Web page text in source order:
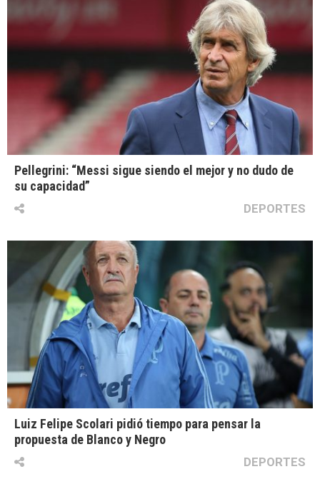
Pellegrini: “Messi sigue siendo el mejor y no dudo de
su capacidad”
DEPORTES
Luiz Felipe Scolari pidió tiempo para pensar la
propuesta de Blanco y Negro
DEPORTES